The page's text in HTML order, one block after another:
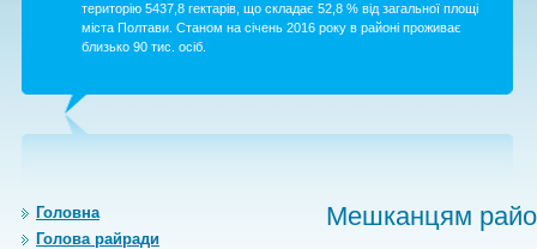
територію 5437,8 гектарів, що складає 52,8 % від загальної площі
міста Полтави. Станом на січень 2016 року в районі проживає
близько 90 тис. осіб.
Головна
Голова райради
Мешканцям